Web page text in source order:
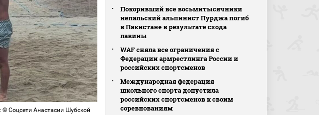
Соцсети Анастасии Шубской
Покоривший все восьмитысячники
непальский альпинист Пурджа погиб
в Пакистане в результате схода
лавины
WAF сняла все ограничения с
Федерации армрестлинга России и
российских спортсменов
Международная федерация
школьного спорта допустила
российских спортсменов к своим
соревнованиям